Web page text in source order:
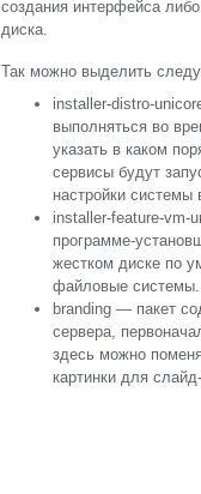
создания интерфейса
диска.
Так можно выделить
installer-distro-
выполняться во
указать в каком
сервисы будут
настройки системы
installer-feature-vm-
программе-
жестком диске по
файловые системы.
branding — пакет
сервера,
здесь можно
картинки для